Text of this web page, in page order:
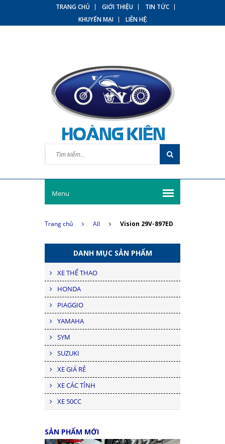
TRANG CHỦ GIỚI THIỆU
TIN TỨC
KHUYẾN MẠI
LIÊN HỆ
Menu
Trang chủ All Vision 29V-897ED
DANH MỤC SẢN PHẨM
XE THỂ THAO
HONDA
PIAGGIO
YAMAHA
SYM
SUZUKI
XE GIÁ RẺ
XE CÁC TỈNH
XE 50CC
SẢN PHẨM MỚI